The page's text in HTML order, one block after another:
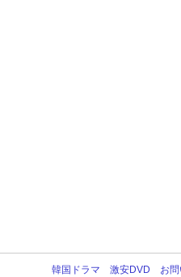
韓国ドラマ 激安DVD
お